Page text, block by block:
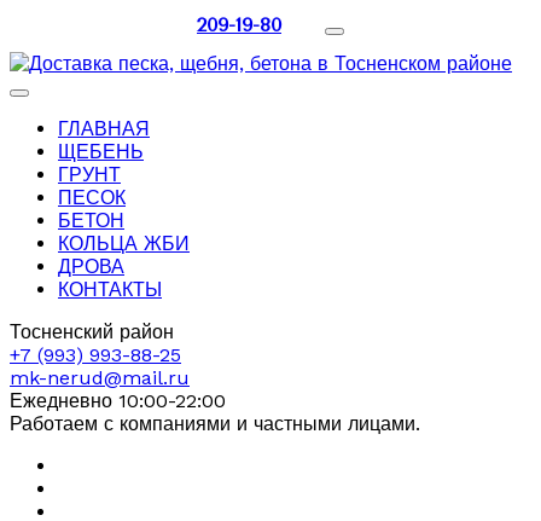
209-19-80
ГЛАВНАЯ
ЩЕБЕНЬ
ГРУНТ
ПЕСОК
БЕТОН
КОЛЬЦА ЖБИ
ДРОВА
КОНТАКТЫ
Тосненский район
+7 (993) 993-88-25
mk-nerud@mail.ru
Ежедневно 10:00-22:00
Работаем с компаниями и частными лицами.